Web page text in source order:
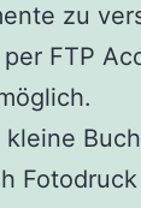
zu
FTP